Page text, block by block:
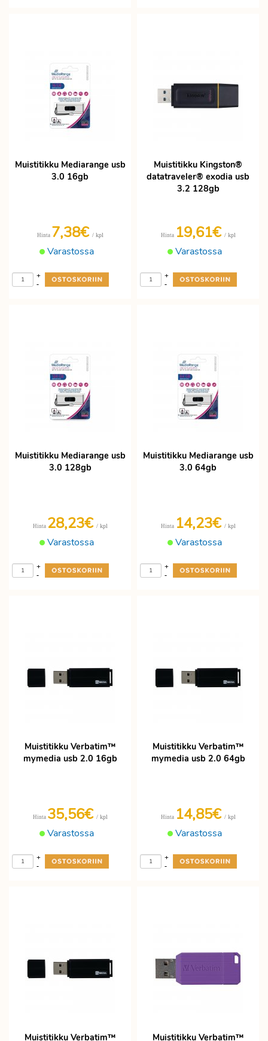
Muistitikku Mediarange usb
3.0 16gb
Varastossa
Hinta 7,38€ / kpl
-
+
Muistitikku Kingston®
datatraveler® exodia usb
3.2 128gb
Varastossa
Hinta 19,61€ / kpl
-
+
Muistitikku Mediarange usb
3.0 128gb
Varastossa
Hinta 28,23€ / kpl
-
+
Muistitikku Mediarange usb
3.0 64gb
Varastossa
Hinta 14,23€ / kpl
-
+
Muistitikku Verbatim™
mymedia usb 2.0 16gb
Varastossa
Hinta 35,56€ / kpl
-
+
Muistitikku Verbatim™
mymedia usb 2.0 64gb
Varastossa
Hinta 14,85€ / kpl
-
+
Muistitikku Verbatim™ Muistitikku Verbatim™